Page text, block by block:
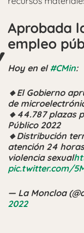
Aprobada
empleo
Hoy en el#CMin:
🔸El Gobierno
de
🔸44.787 plazas
Público 2022
🔸Distribución
atención 24
violencia sexual
pic.twitter.com/
— La Moncloa
2022